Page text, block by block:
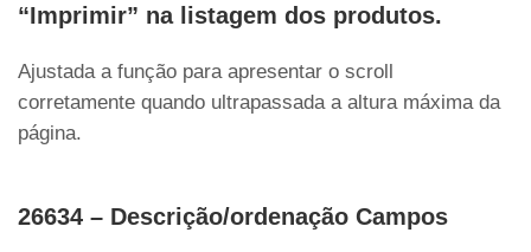
“Imprimir” na listagem dos produtos.
Ajustada a função para apresentar o scroll
corretamente quando ultrapassada a altura máxima da
página.
26634 – Descrição/ordenação Campos